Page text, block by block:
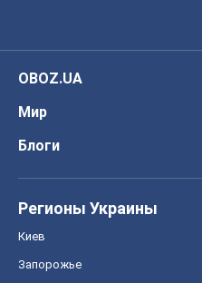
OBOZ.UA
Мир
Блоги
Регионы Украины
Киев
Запорожье